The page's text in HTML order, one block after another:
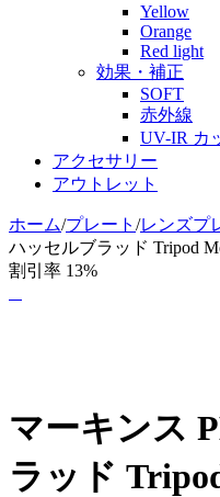
Yellow
Orange
Red light
効果・補正
SOFT
赤外線
UV-IR カ
アクセサリー
アウトレット
ホーム/プレート /レンズプ
ハッセルブラッド Tripod
割引率 13%
マーキンス
ラッド